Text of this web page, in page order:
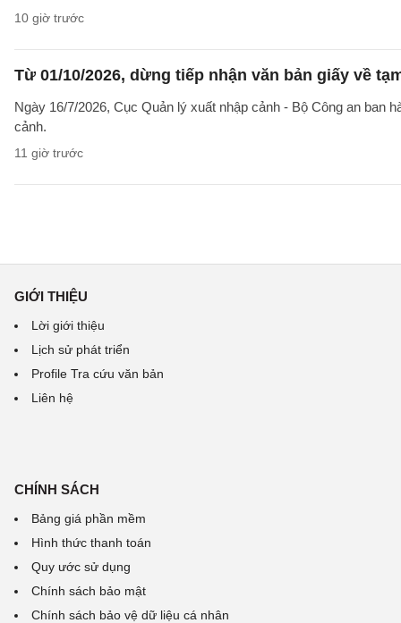
10 giờ trước
Từ 01/10/2026, dừng tiếp nhận văn bản giấy về
Ngày 16/7/2026, Cục Quản lý xuất nhập cảnh - Bộ Công an ban
cảnh.
11 giờ trước
GIỚI THIỆU
Lời giới thiệu
Lịch sử phát triển
Profile Tra cứu văn bản
Liên hệ
CHÍNH SÁCH
Bảng giá phần mềm
Hình thức thanh toán
Quy ước sử dụng
Chính sách bảo mật
Chính sách bảo vệ dữ liệu cá nhân